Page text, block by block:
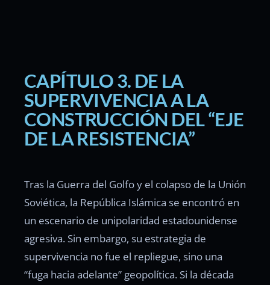
CAPÍTULO 3. DE LA
SUPERVIVENCIA A LA
CONSTRUCCIÓN DEL “EJE
DE LA RESISTENCIA”
Tras la Guerra del Golfo y el colapso de la Unión
Soviética, la República Islámica se encontró en
un escenario de unipolaridad estadounidense
agresiva. Sin embargo, su estrategia de
supervivencia no fue el repliegue, sino una
“fuga hacia adelante” geopolítica. Si la década